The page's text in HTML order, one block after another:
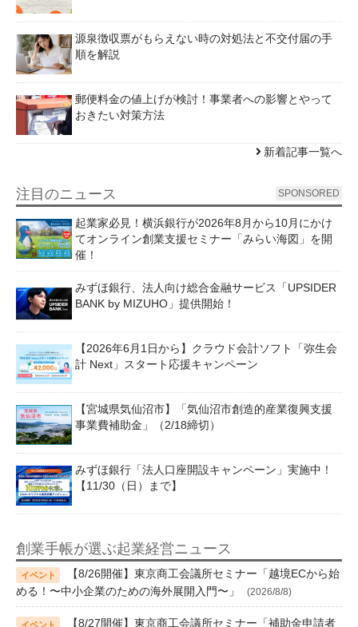
源泉徴収票がもらえない時の対処法と不交付届の手
順を解説
郵便料金の値上げが検討！事業者への影響とやって
おきたい対策方法
新着記事一覧へ
注目のニュース SPONSORED
起業家必見！横浜銀行が2026年8月から10月にかけ
てオンライン創業支援セミナー「みらい海図」を開
催！
みずほ銀行、法人向け総合金融サービス「UPSIDER
BANK by MIZUHO」提供開始！
【2026年6月1日から】クラウド会計ソフト「弥生会
計 Next」スタート応援キャンペーン
【宮城県気仙沼市】「気仙沼市創造的産業復興支援
事業費補助金」（2/18締切）
みずほ銀行「法人口座開設キャンペーン」実施中！
【11/30（日）まで】
創業手帳が選ぶ起業経営ニュース
【8/26開催】東京商工会議所セミナー「越境ECから始
める！〜中小企業のための海外展開入門〜」
(2026/8/8)
【8/27開催】東京商工会議所セミナー「補助金申請者